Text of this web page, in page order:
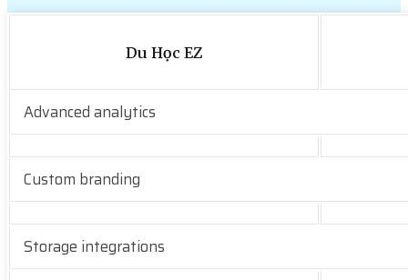
Du Học EZ
Advanced analytics
Custom branding
Storage integrations